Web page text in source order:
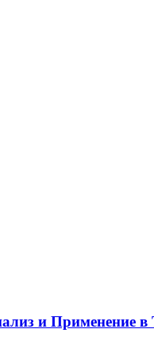
и Применение в